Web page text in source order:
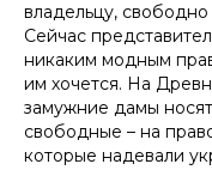
владельцу,
Сейчас
никаким модным
им хочется. На
замужние дамы
свободные – на
которые надевали